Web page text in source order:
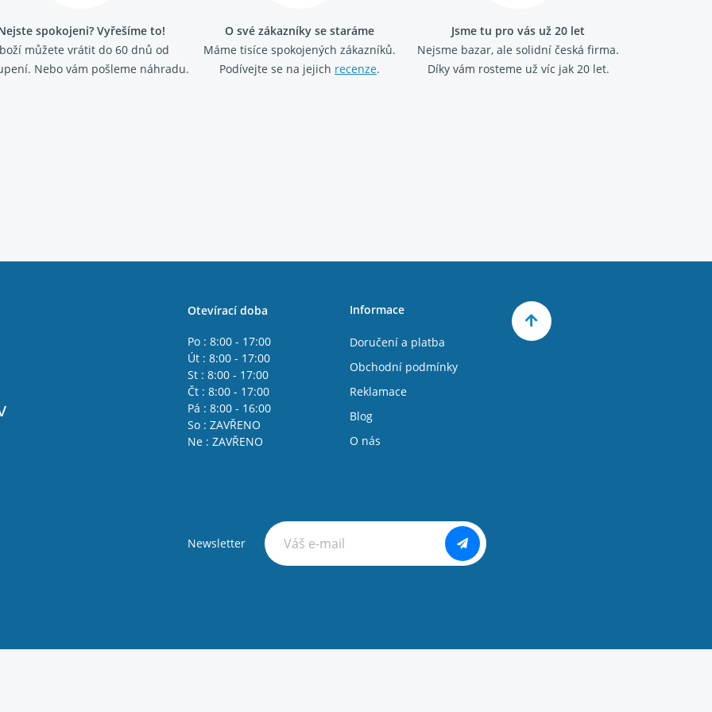
spokojeni? Vyřešíme to!
můžete vrátit do 60 dnů od
Nebo vám pošleme náhradu.
O své zákazníky se staráme
Máme tisíce spokojených zákazníků.
Podívejte se na jejich recenze.
Jsme tu pro vás už 20 let
Nejsme bazar, ale solidní česká firma.
Díky vám rosteme už víc jak 20 let.
Otevírací doba
Po : 8:00 - 17:00
Út : 8:00 - 17:00
St : 8:00 - 17:00
Čt : 8:00 - 17:00
Pá : 8:00 - 16:00
So : ZAVŘENO
Ne : ZAVŘENO
Informace
Doručení a platba
Obchodní podmínky
Reklamace
Blog
O nás
Newsletter